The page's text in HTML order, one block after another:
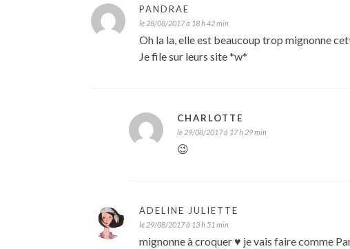
PANDRAE
le 28/08/2017 à 18 h 42 min
Oh la la, elle est beaucoup trop mignonne
Je file sur leurs site *w*
CHARLOTTE
le 29/08/2017 à 17 h 29 min
😉
ADELINE JULIETTE
le 29/08/2017 à 13 h 51 min
mignonne à croquer ♥ je vais faire comme